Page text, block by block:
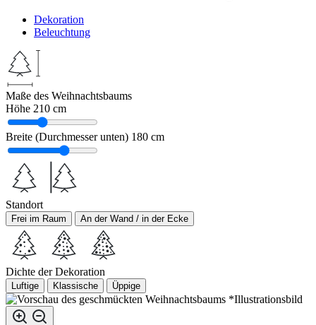
Dekoration
Beleuchtung
Maße des Weihnachtsbaums
Höhe 210 cm
Breite (Durchmesser unten) 180 cm
Standort
Frei im Raum An der Wand / in der Ecke
Dichte der Dekoration
Luftige Klassische Üppige
*Illustrationsbild